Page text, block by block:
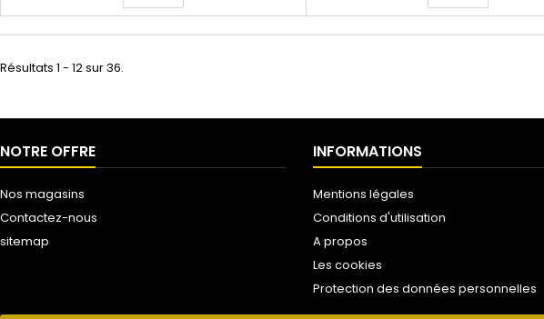
Résultats 1 - 12 sur 36.
NOTRE OFFRE
Nos magasins
Contactez-nous
sitemap
INFORMATIONS
Mentions légales
Conditions d'utilisation
A propos
Les cookies
Protection des données personnelles